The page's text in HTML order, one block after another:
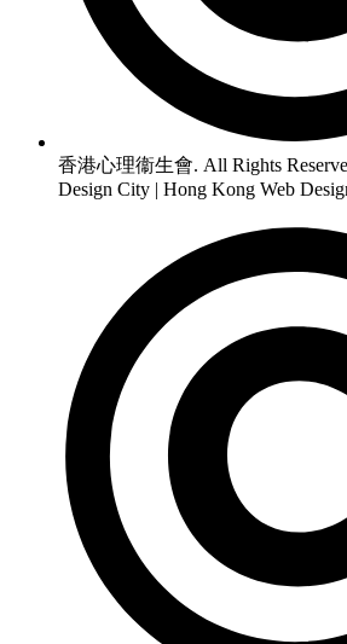
香港心理衞生會. All Rights
Design City | Hong Kong Web